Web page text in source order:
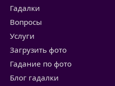
Гадалки
Вопросы
Услуги
Загрузить фото
Гадание по фото
Блог гадалки